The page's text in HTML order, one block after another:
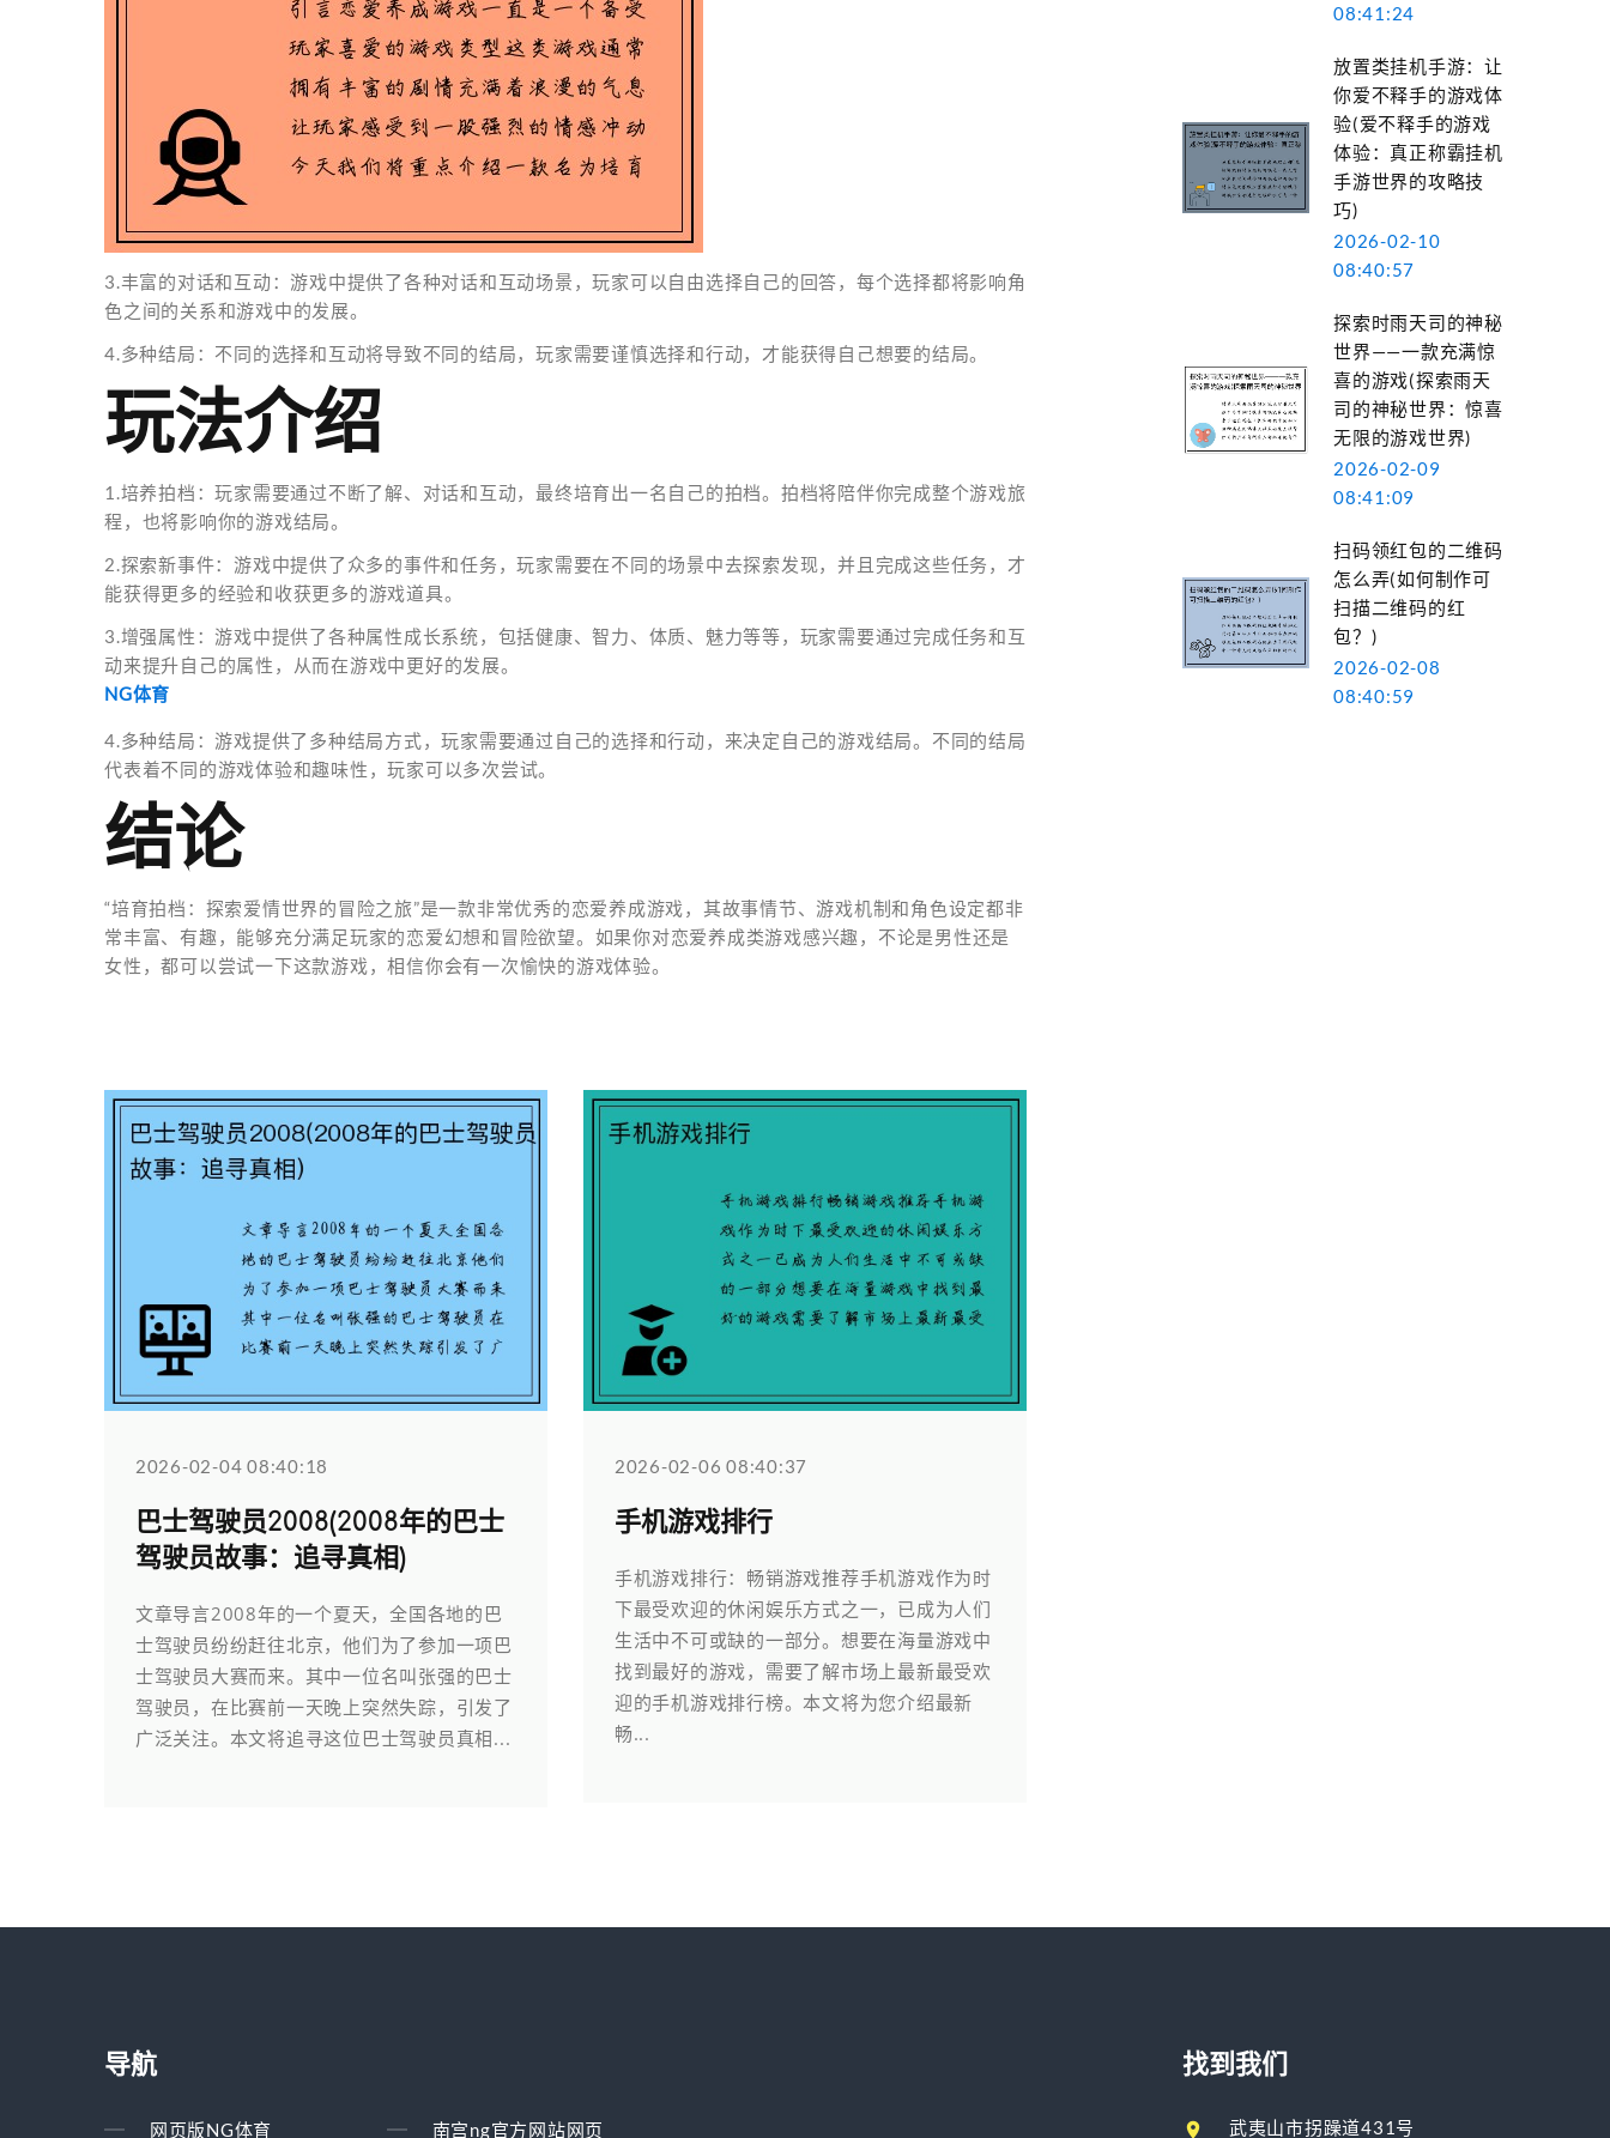
3.丰富的对话和互动：游戏中提供了各种对话和互动场景，玩家可以自由选择自己的回答，每个选择都将影响角
色之间的关系和游戏中的发展。
4.多种结局：不同的选择和互动将导致不同的结局，玩家需要谨慎选择和行动，才能获得自己想要的结局。
玩法介绍
1.培养拍档：玩家需要通过不断了解、对话和互动，最终培育出一名自己的拍档。拍档将陪伴你完成整个游戏旅
程，也将影响你的游戏结局。
2.探索新事件：游戏中提供了众多的事件和任务，玩家需要在不同的场景中去探索发现，并且完成这些任务，才
能获得更多的经验和收获更多的游戏道具。
3.增强属性：游戏中提供了各种属性成长系统，包括健康、智力、体质、魅力等等，玩家需要通过完成任务和互
动来提升自己的属性，从而在游戏中更好的发展。
NG体育
4.多种结局：游戏提供了多种结局方式，玩家需要通过自己的选择和行动，来决定自己的游戏结局。不同的结局
代表着不同的游戏体验和趣味性，玩家可以多次尝试。
结论
“培育拍档：探索爱情世界的冒险之旅”是一款非常优秀的恋爱养成游戏，其故事情节、游戏机制和角色设定都非
常丰富、有趣，能够充分满足玩家的恋爱幻想和冒险欲望。如果你对恋爱养成类游戏感兴趣，不论是男性还是
女性，都可以尝试一下这款游戏，相信你会有一次愉快的游戏体验。
2026-02-04 08:40:18
巴士驾驶员2008(2008年的巴士
驾驶员故事：追寻真相)
文章导言2008年的一个夏天，全国各地的巴
士驾驶员纷纷赶往北京，他们为了参加一项巴
士驾驶员大赛而来。其中一位名叫张强的巴士
驾驶员，在比赛前一天晚上突然失踪，引发了
广泛关注。本文将追寻这位巴士驾驶员真相...
2026-02-06 08:40:37
手机游戏排行
手机游戏排行：畅销游戏推荐手机游戏作为时
下最受欢迎的休闲娱乐方式之一，已成为人们
生活中不可或缺的一部分。想要在海量游戏中
找到最好的游戏，需要了解市场上最新最受欢
迎的手机游戏排行榜。本文将为您介绍最新
畅...
08:41:24
放置类挂机手游：让
你爱不释手的游戏体
验(爱不释手的游戏
体验：真正称霸挂机
手游世界的攻略技
巧)
2026-02-10
08:40:57
探索时雨天司的神秘
世界——一款充满惊
喜的游戏(探索雨天
司的神秘世界：惊喜
无限的游戏世界)
2026-02-09
08:41:09
扫码领红包的二维码
怎么弄(如何制作可
扫描二维码的红
包？)
2026-02-08
08:40:59
导航
网页版NG体育 南宫ng官方网站网页
找到我们
武夷山市拐躁道431号